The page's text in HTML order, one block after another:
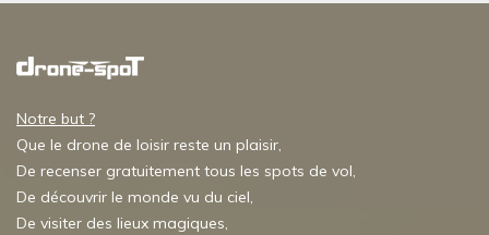
Notre but ?
Que le drone de loisir reste un plaisir,
De recenser gratuitement tous les spots de vol,
De découvrir le monde vu du ciel,
De visiter des lieux magiques,